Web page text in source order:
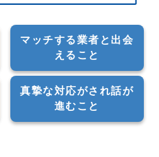
マッチする業者と出会
えること
真摯な対応がされ話が
進むこと